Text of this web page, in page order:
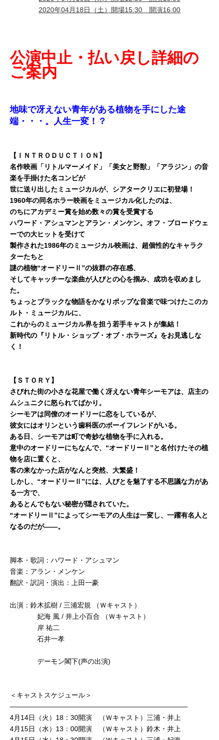
2020年04月18日（土）開場15:30 開演16:00
公演中止・払い戻し詳細の
ご案内
地味で冴えない青年がある植物を手にした途
端・・・。人生一変！？
【ＩＮＴＲＯＤＵＣＴＩＯＮ】
名作映画「リトルマーメイド」「美女と野獣」「アラジン」の音
楽を手掛けた名コンビが
世に送り出したミュージカルが、シアタークリエに初登場！
1960年の同名ホラー映画をミュージカル化したのは、
のちにアカデミー賞を始め数々の賞を受賞する
ハワード・アシュマンとアラン・メンケン。オフ・ブロードウェ
ーでの大ヒットを受けて
製作された1986年のミュージカル映画は、超個性的なキャラク
ターたちと
謎の植物“オードリーⅡ”の抜群の存在感、
そしてキャッチーな楽曲が人びとの心を掴み、成功を収めまし
た。
ちょっとブラックな物語をかなりポップな音楽で味つけたこのカ
ルト・ミュージカルに、
これからのミュージカル界を担う若手キャストが集結！
新時代の『リトル・ショップ・オブ・ホラーズ』をお見逃しな
く！
【ＳＴＯＲＹ】
さびれた街の小さな花屋で働く冴えない青年シーモアは、店主の
ムシュニクに怒られてばかり。
シーモアは同僚のオードリーに恋をしているが、
彼女にはオリンという歯科医のボーイフレンドがいる。
ある日、シーモアは町で奇妙な植物を手に入れる。
意中のオードリーにちなんで、“オードリーⅡ”と名付けたその植
物を店に置くと、
客の来なかった店がなんと突然、大繁盛！
しかし、“オードリーⅡ”には、人びとを魅了する不思議な力があ
る一方で、
あるとんでもない秘密が隠されていた。
“オードリーⅡ”によってシーモアの人生は一変し、一躍有名人と
なるのだが――。
脚本・歌詞：ハワード・アシュマン
音楽：アラン・メンケン
翻訳・訳詞・演出：上田一豪
出演：鈴木拡樹 / 三浦宏規 （Ｗキャスト）
妃海 風 / 井上小百合 （Ｗキャスト）
岸 祐二
石井一孝
デーモン閣下(声の出演)
＜キャストスケジュール＞
――――――――――――――――――――――――――
4月14日（火）18：30開演 （Ｗキャスト）三浦・井上
4月15日（水）13：00開演 （Ｗキャスト）鈴木・井上